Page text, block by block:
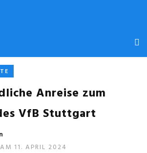
Anreise zum
VfB Stuttgart
11. APRIL 2024